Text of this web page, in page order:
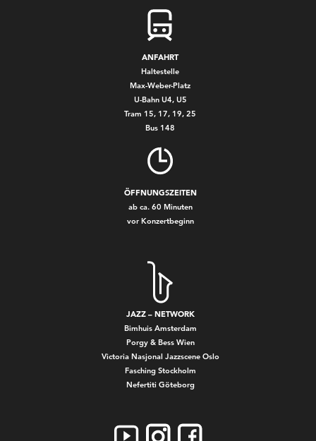
ANFAHRT
Haltestelle
Max-Weber-Platz
U-Bahn U4, U5
Tram 15, 17, 19, 25
Bus 148
ÖFFNUNGSZEITEN
ab ca. 60 Minuten
vor Konzertbeginn
JAZZ – NETWORK
Bimhuis Amsterdam
Porgy & Bess Wien
Victoria Nasjonal Jazzscene Oslo
Fasching Stockholm
Nefertiti Göteborg